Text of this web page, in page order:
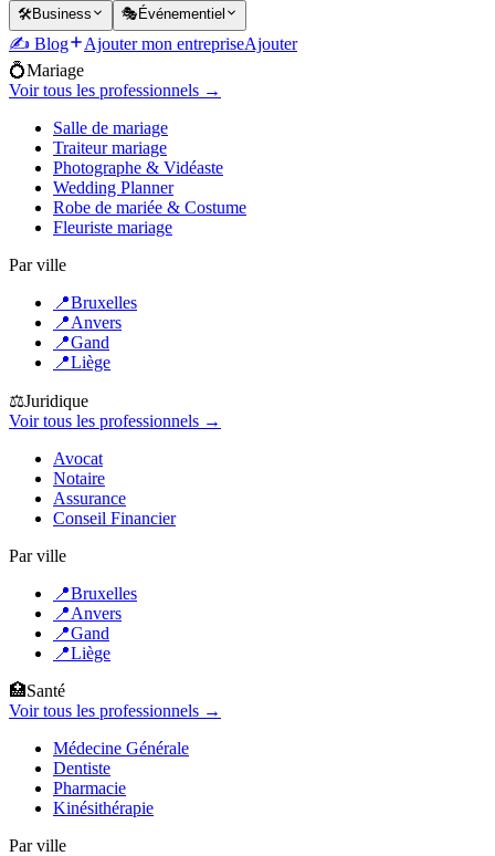
🛠️Business 🎭 Événementiel
✍️ Blog Ajouter mon entrepriseAjouter
💍Mariage
Voir tous les professionnels →
Salle de mariage
Traiteur mariage
Photographe & Vidéaste
Wedding Planner
Robe de mariée & Costume
Fleuriste mariage
Par ville
📍Bruxelles
📍Anvers
📍Gand
📍Liège
⚖️Juridique
Voir tous les professionnels →
Avocat
Notaire
Assurance
Conseil Financier
Par ville
📍Bruxelles
📍Anvers
📍Gand
📍Liège
🏥Santé
Voir tous les professionnels →
Médecine Générale
Dentiste
Pharmacie
Kinésithérapie
Par ville